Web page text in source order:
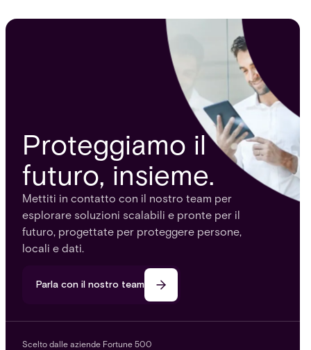
Proteggiamo il
futuro, insieme.
Mettiti in contatto con il nostro team per
esplorare soluzioni scalabili e pronte per il
futuro, progettate per proteggere persone,
locali e dati.
Parla con il nostro team
Scelto dalle aziende Fortune 500